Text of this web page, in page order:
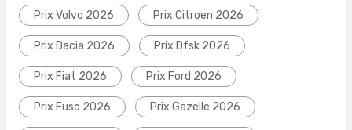
Prix Volvo 2026 Prix Citroen 2026
Prix Dacia 2026 Prix Dfsk 2026
Prix Fiat 2026 Prix Ford 2026
Prix Fuso 2026 Prix Gazelle 2026